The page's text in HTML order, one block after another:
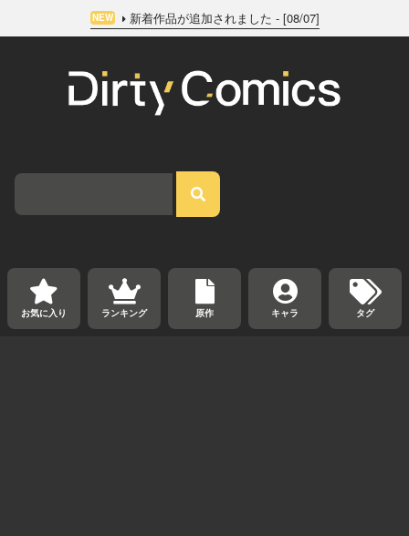
NEW 新着作品が追加されました - [08/07]
お気に入り ランキング 原作 キャラ タグ